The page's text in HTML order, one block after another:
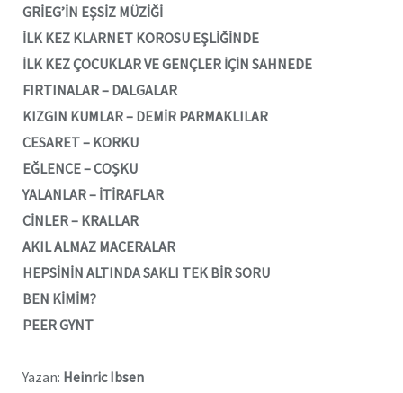
GRİEG’İN EŞSİZ MÜZİĞİ
İLK KEZ KLARNET KOROSU EŞLİĞİNDE
İLK KEZ ÇOCUKLAR VE GENÇLER İÇİN SAHNEDE
FIRTINALAR – DALGALAR
KIZGIN KUMLAR – DEMİR PARMAKLILAR
CESARET – KORKU
EĞLENCE – COŞKU
YALANLAR – İTİRAFLAR
CİNLER – KRALLAR
AKIL ALMAZ MACERALAR
HEPSİNİN ALTINDA SAKLI TEK BİR SORU
BEN KİMİM?
PEER GYNT
Yazan: Heinric Ibsen